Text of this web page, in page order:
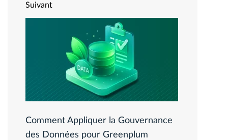
Suivant
Comment Appliquer la Gouvernance
des Données pour Greenplum